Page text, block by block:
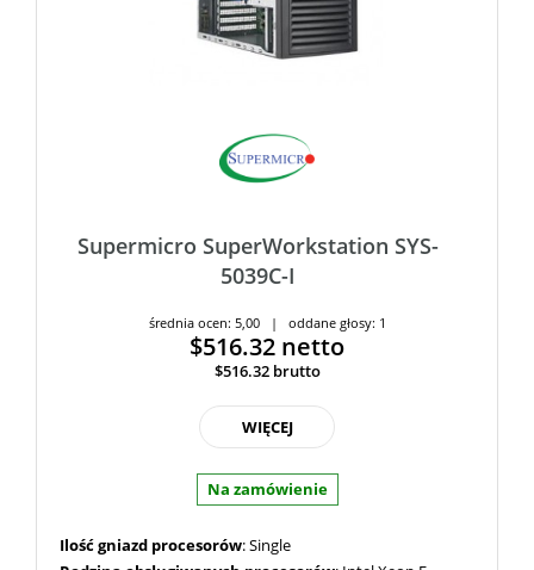
Supermicro SuperWorkstation SYS-
5039C-I
średnia ocen: 5,00 | oddane głosy: 1
$516.32 netto
$516.32 brutto
WIĘCEJ
Na zamówienie
Ilość gniazd procesorów: Single